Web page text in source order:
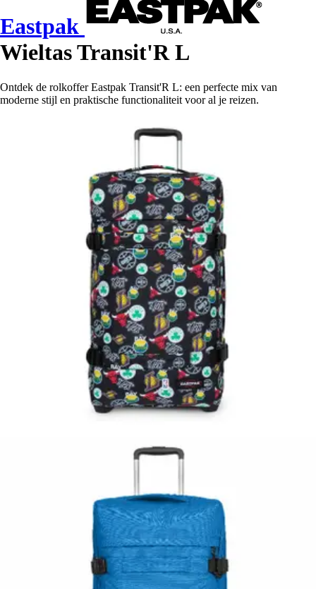
Eastpak
Wieltas Transit'R L
Ontdek de rolkoffer Eastpak Transit'R L: een perfecte mix van
moderne stijl en praktische functionaliteit voor al je reizen.